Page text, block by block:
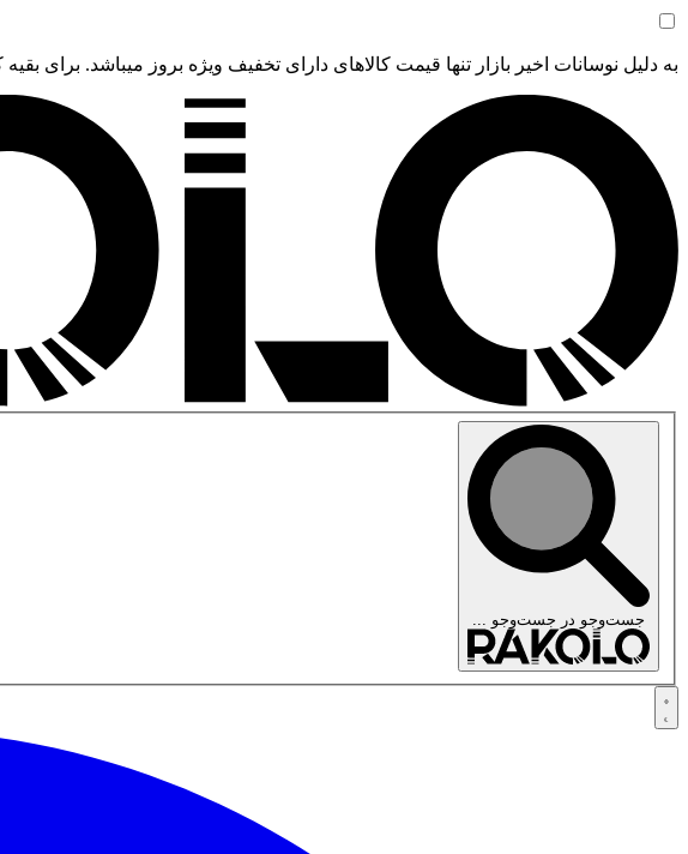
به دلیل نوسانات اخیر بازار تنها قیمت کالاهای دارای تخفیف ویژه بروز میباشد. برای
جست‌وجو در جست‌وجو ...